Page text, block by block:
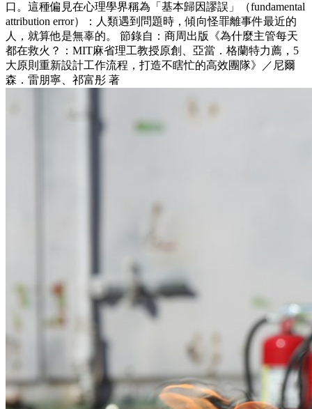
口。這種偏見在心理學界稱為「基本歸因謬誤」（fundamental
attribution error）：人類遇到問題時，傾向怪罪離事件最近的
人，就算他是無辜的。 節錄自：商周出版《為什麼主管每天
都在救火？：MIT麻省理工教授原創、亞當．格蘭特力薦，5
大原則重新設計工作流程，打造不瞎忙的高效團隊》／尼爾
森．雷朋寧、祁富彤 著